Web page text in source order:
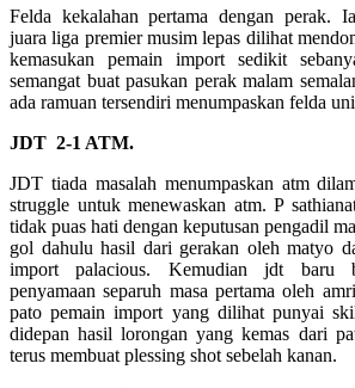
Felda kekalahan pertama dengan perak.
juara liga premier musim lepas dilihat
kemasukan pemain import sedikit
semangat buat pasukan perak malam
ada ramuan tersendiri menumpaskan felda
JDT 2-1 ATM.
JDT tiada masalah menumpaskan atm
struggle untuk menewaskan atm. P
tidak puas hati dengan keputusan pengadil
gol dahulu hasil dari gerakan oleh matyo
import palacious. Kemudian jdt baru
penyamaan separuh masa pertama oleh
pato pemain import yang dilihat punyai
didepan hasil lorongan yang kemas dari
terus membuat plessing shot sebelah kanan.